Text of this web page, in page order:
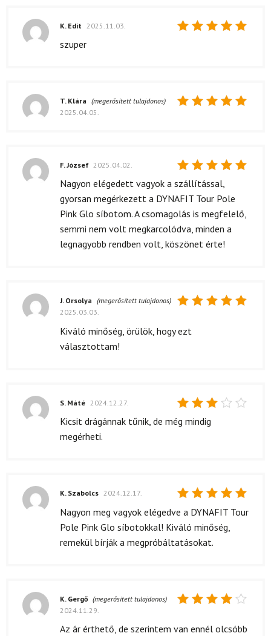
K. Edit 2025.11.03.
szuper
T. Klára (megerősített tulajdonos)
2025.04.05.
Értékelés:
F. József 2025.04.02.
Nagyon elégedett vagyok a szállítással,
gyorsan megérkezett a DYNAFIT Tour Pole
Pink Glo síbotom. A csomagolás is megfelelő,
semmi nem volt megkarcolódva, minden a
legnagyobb rendben volt, köszönet érte!
5/ 5
J. Orsolya (megerősített tulajdonos)
2025.03.03.
Kiváló minőség, örülök, hogy ezt
választottam!
Értékelés:
3
/ 5
S. Máté 2024.12.27.
Kicsit drágánnak tűnik, de még mindig
megérheti.
Értékelés:
K. Szabolcs 2024.12.17.
Nagyon meg vagyok elégedve a DYNAFIT Tour
Pole Pink Glo síbotokkal! Kiváló minőség,
remekül bírják a megpróbáltatásokat.
4/ 5
K. Gergő (megerősített tulajdonos)
2024.11.29.
Az ár érthető, de szerintem van ennél olcsóbb